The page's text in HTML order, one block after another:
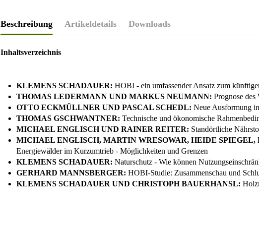
Beschreibung Artikeldetails Downloads
Inhaltsverzeichnis
KLEMENS SCHADAUER: HOBI - ein umfassender Ansatz zum
THOMAS LEDERMANN UND MARKUS NEUMANN: Prognose des
OTTO ECKMÜLLNER UND PASCAL SCHEDL: Neue Ausformung
THOMAS GSCHWANTNER: Technische und ökonomische
MICHAEL ENGLISCH UND RAINER REITER: Standörtliche
MICHAEL ENGLISCH, MARTIN WRESOWAR, HEIDE
Energiewälder im Kurzumtrieb - Möglichkeiten und Grenzen
KLEMENS SCHADAUER: Naturschutz - Wie können
GERHARD MANNSBERGER: HOBI-Studie: Zusammenschau und
KLEMENS SCHADAUER UND CHRISTOPH BAUERHANSL: